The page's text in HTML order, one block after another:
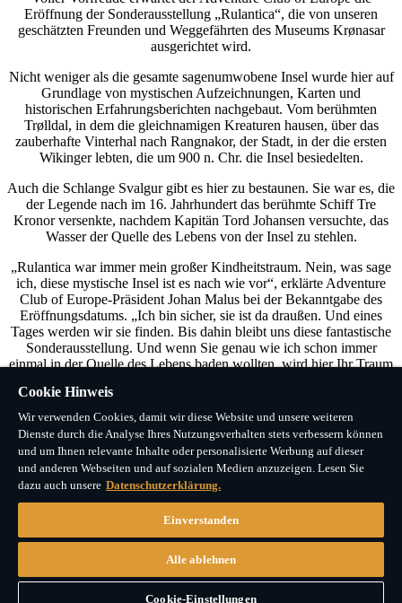
Eröffnung der Sonderausstellung „Rulantica“, die von unseren
geschätzten Freunden und Weggefährten des Museums Krønasar
ausgerichtet wird.
Nicht weniger als die gesamte sagenumwobene Insel wurde hier auf
Grundlage von mystischen Aufzeichnungen, Karten und
historischen Erfahrungsberichten nachgebaut. Vom berühmten
Trølldal, in dem die gleichnamigen Kreaturen hausen, über das
zauberhafte Vinterhal nach Rangnakor, der Stadt, in der die ersten
Wikinger lebten, die um 900 n. Chr. die Insel besiedelten.
Auch die Schlange Svalgur gibt es hier zu bestaunen. Sie war es, die
der Legende nach im 16. Jahrhundert das berühmte Schiff Tre
Kronor versenkte, nachdem Kapitän Tord Johansen versuchte, das
Wasser der Quelle des Lebens von der Insel zu stehlen.
„Rulantica war immer mein großer Kindheitstraum. Nein, was sage
ich, diese mystische Insel ist es nach wie vor“, erklärte Adventure
Club of Europe-Präsident Johan Malus bei der Bekanntgabe des
Eröffnungsdatums. „Ich bin sicher, sie ist da draußen. Und eines
Tages werden wir sie finden. Bis dahin bleibt uns diese fantastische
Sonderausstellung. Und wenn Sie genau wie ich schon immer
einmal in der Quelle des Lebens baden wollten, wird hier Ihr Traum
oder den Angriff durch Meeresschlangen“, fügte er lachend hinzu.
DIE WEITE WELT IST UNSER FELD
Cookie Hinweis
Wir verwenden Cookies, damit wir diese Website und unsere weiteren
Dienste durch die Analyse Ihres Nutzungsverhalten stets verbessern können
und um Ihnen relevante Inhalte oder personalisierte Werbung auf dieser
und anderen Webseiten und auf sozialen Medien anzuzeigen. Lesen Sie
dazu auch unsere Datenschutzerklärung.
Einverstanden
Alle ablehnen
Cookie-Einstellungen